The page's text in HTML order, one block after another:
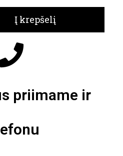
Į krepšelį
priimame ir